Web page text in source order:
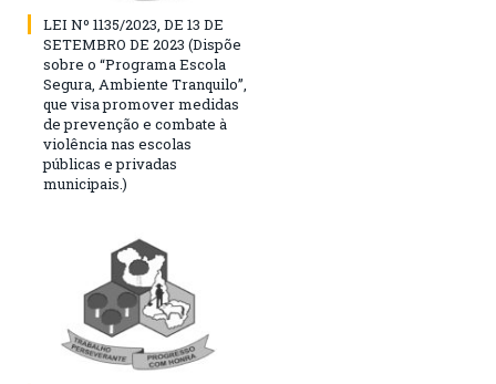
LEI Nº 1135/2023, DE 13 DE
SETEMBRO DE 2023 (Dispõe
sobre o “Programa Escola
Segura, Ambiente Tranquilo”,
que visa promover medidas
de prevenção e combate à
violência nas escolas
públicas e privadas
municipais.)